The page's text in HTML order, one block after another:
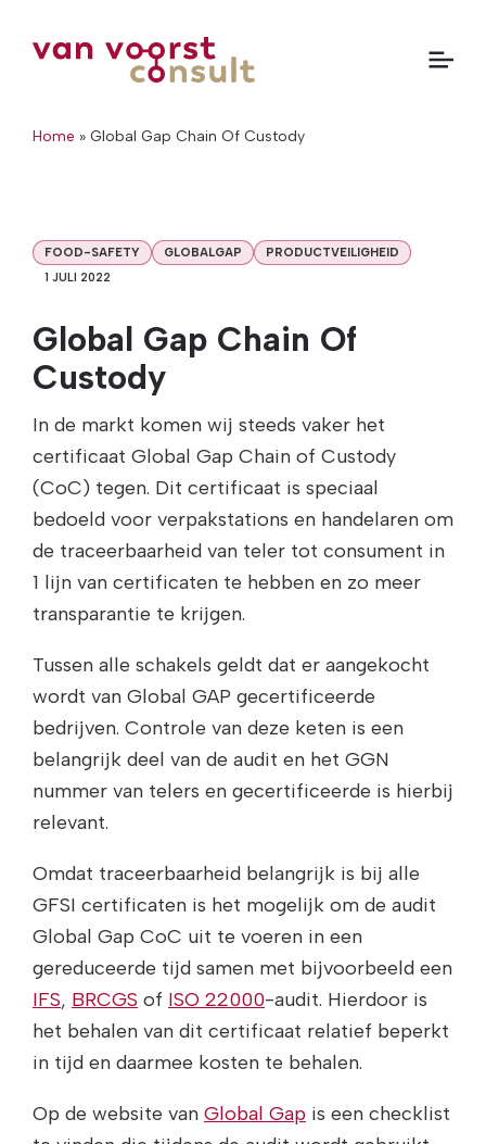
Home » Global Gap Chain Of Custody
FOOD-SAFETY GLOBALGAP
PRODUCTVEILIGHEID
1 JULI 2022
Global Gap Chain Of
Custody
In de markt komen wij steeds vaker het
certificaat Global Gap Chain of Custody
(CoC) tegen. Dit certificaat is speciaal
bedoeld voor verpakstations en handelaren om
de traceerbaarheid van teler tot consument in
1 lijn van certificaten te hebben en zo meer
transparantie te krijgen.
Tussen alle schakels geldt dat er aangekocht
wordt van Global GAP gecertificeerde
bedrijven. Controle van deze keten is een
belangrijk deel van de audit en het GGN
nummer van telers en gecertificeerde is hierbij
relevant.
Omdat traceerbaarheid belangrijk is bij alle
GFSI certificaten is het mogelijk om de audit
Global Gap CoC uit te voeren in een
gereduceerde tijd samen met bijvoorbeeld een
IFS, BRCGS of ISO 22000-audit. Hierdoor is
het behalen van dit certificaat relatief beperkt
in tijd en daarmee kosten te behalen.
Op de website van Global Gap is een checklist